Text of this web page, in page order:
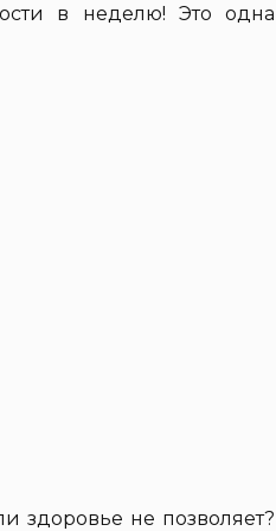
в неделю! Это одна
здоровье не позволяет?